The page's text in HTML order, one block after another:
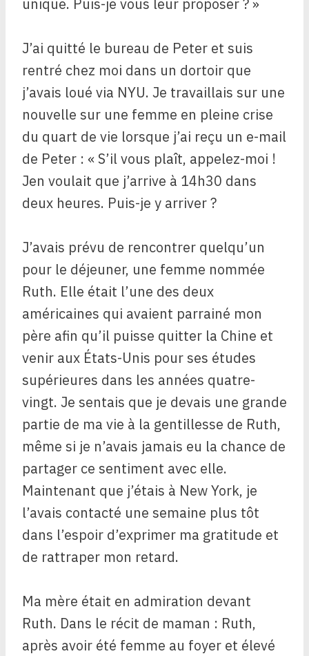
unique. Puis-je vous leur proposer ? »
J’ai quitté le bureau de Peter et suis
rentré chez moi dans un dortoir que
j’avais loué via NYU. Je travaillais sur une
nouvelle sur une femme en pleine crise
du quart de vie lorsque j’ai reçu un e-mail
de Peter : « S’il vous plaît, appelez-moi !
Jen voulait que j’arrive à 14h30 dans
deux heures. Puis-je y arriver ?
J’avais prévu de rencontrer quelqu’un
pour le déjeuner, une femme nommée
Ruth. Elle était l’une des deux
américaines qui avaient parrainé mon
père afin qu’il puisse quitter la Chine et
venir aux États-Unis pour ses études
supérieures dans les années quatre-
vingt. Je sentais que je devais une grande
partie de ma vie à la gentillesse de Ruth,
même si je n’avais jamais eu la chance de
partager ce sentiment avec elle.
Maintenant que j’étais à New York, je
l’avais contacté une semaine plus tôt
dans l’espoir d’exprimer ma gratitude et
de rattraper mon retard.
Ma mère était en admiration devant
Ruth. Dans le récit de maman : Ruth,
après avoir été femme au foyer et élevé